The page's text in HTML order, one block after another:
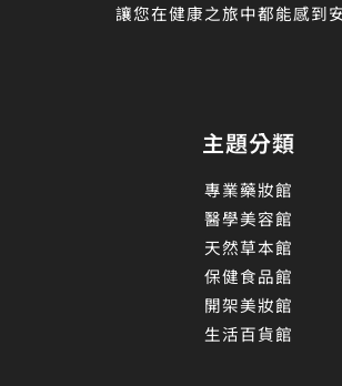
讓您在健康之旅中都能感到
主題分類
專業藥妝館
醫學美容館
天然草本館
保健食品館
開架美妝館
生活百貨館